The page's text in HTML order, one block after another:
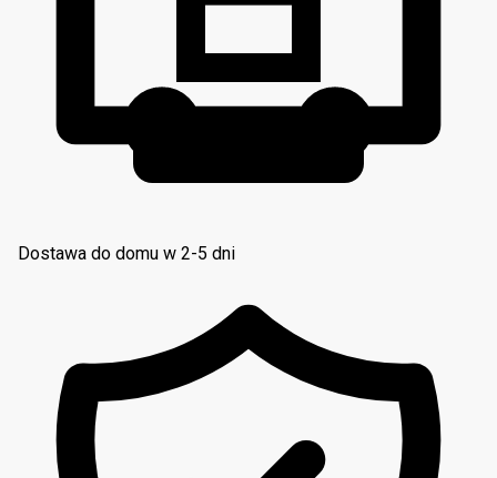
Dostawa do domu w 2-5 dni